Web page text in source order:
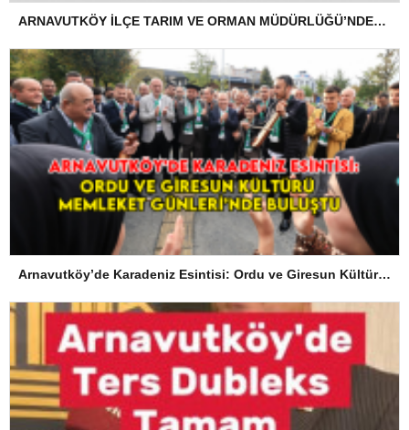
ARNAVUTKÖY İLÇE TARIM VE ORMAN MÜDÜRLÜĞÜ’NDEN İLANEN TEBLİGAT
Arnavutköy’de Karadeniz Esintisi: Ordu ve Giresun Kültürü Memleket Günleri’nde Buluştu